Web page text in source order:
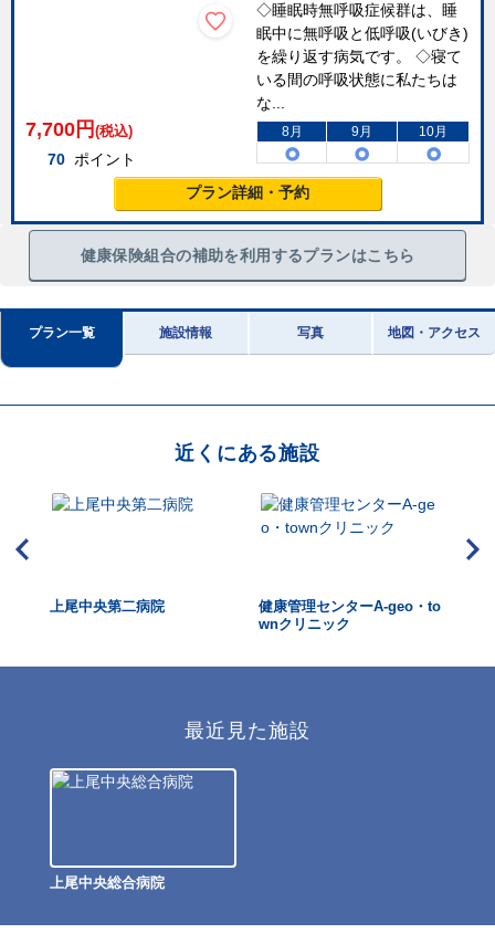
◇睡眠時無呼吸症候群は、睡
眠中に無呼吸と低呼吸(いびき)
を繰り返す病気です。 ◇寝て
いる間の呼吸状態に私たちは
な...
7,700 円 (税込)
70 ポイント
8月 9月 10月
プラン詳細・予約
健康保険組合の補助を利用するプランはこちら
プラン一覧 施設情報 写真 地図・アクセス
近くにある施設
上尾中央第二病院
健康管理センターA-geo・to
wnクリニック
最近見た施設
上尾中央総合病院